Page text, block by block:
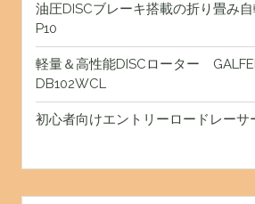
油圧DISCブレーキ搭載の折り畳み
P10
軽量＆高性能DISCローター
DB102WCL
初心者向けエントリーロードレー